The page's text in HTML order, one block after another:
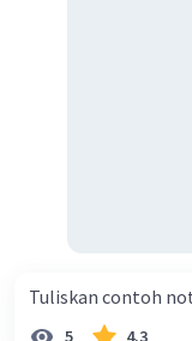
Tuliskan contoh
5 4.3